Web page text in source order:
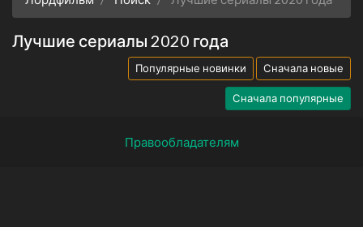
Лучшие сериалы 2020 года
Популярные новинки Сначала новые
Сначала популярные
Правообладателям